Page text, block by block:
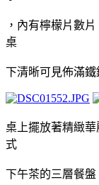
，內有檸檬片數
桌
下清晰可見佈滿鐵
桌上擺放著精緻華
式
下午茶的三層餐盤